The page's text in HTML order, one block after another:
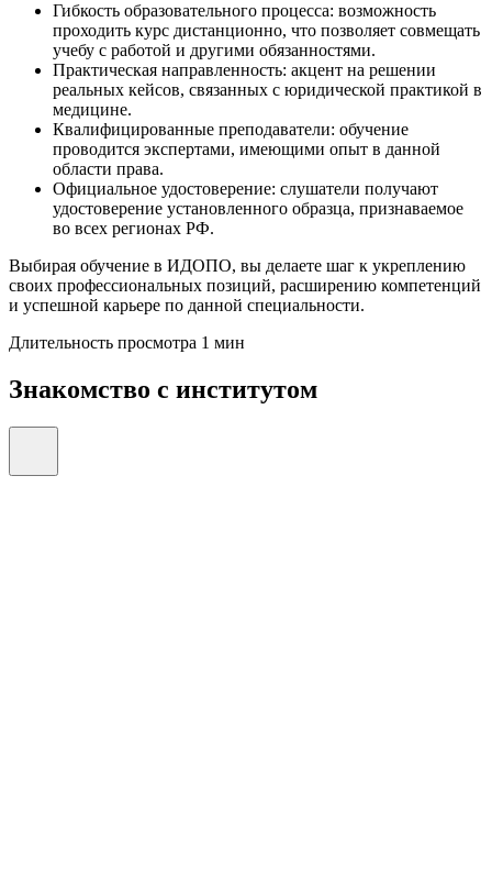
Гибкость образовательного процесса: возможность
проходить курс дистанционно, что позволяет совмещать
учебу с работой и другими обязанностями.
Практическая направленность: акцент на решении
реальных кейсов, связанных с юридической практикой в
медицине.
Квалифицированные преподаватели: обучение
проводится экспертами, имеющими опыт в данной
области права.
Официальное удостоверение: слушатели получают
удостоверение установленного образца, признаваемое
во всех регионах РФ.
Выбирая обучение в ИДОПО, вы делаете шаг к укреплению
своих профессиональных позиций, расширению компетенций
и успешной карьере по данной специальности.
Длительность просмотра 1 мин
Знакомство с институтом